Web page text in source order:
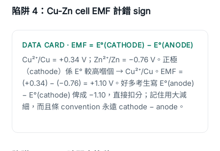
陷阱 4：Cu-Zn cell EMF 計錯 sign
DATA CARD · EMF = E°(CATHODE) − E°(ANODE)
Cu²⁺/Cu = +0.34 V；Zn²⁺/Zn = −0.76 V。正極
（cathode）係 E° 較高嗰個 → Cu²⁺/Cu。EMF =
(+0.34) − (−0.76) = +1.10 V。好多考生寫 E°(anode)
− E°(cathode) 俾成 −1.10，直接扣分；記住用大減
細，而且條 convention 永遠 cathode − anode。